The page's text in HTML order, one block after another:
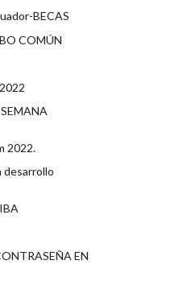
BECAS
COMÚN
2022.
desarrollo
EN